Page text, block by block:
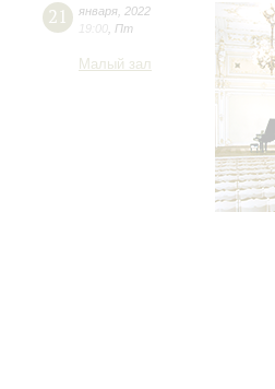
21 января 2022
19:00 Пт
Малый зал